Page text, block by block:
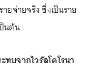
ยจ่ายจริง ซึ่งเป็นราย
นต้น
ทบจากไวรัสโคโรนา